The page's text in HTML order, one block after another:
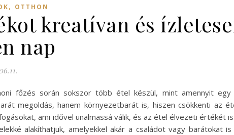
, OTTHON
kreatívan és
nap
főzés során sokszor több étel készül, mint amennyit egy
megoldás, hanem környezetbarát is, hiszen csökkenti az
ami idővel unalmassá válik, és az étel élvezeti értékét
alakíthatjuk, amelyekkel akár a családot vagy barátokat is